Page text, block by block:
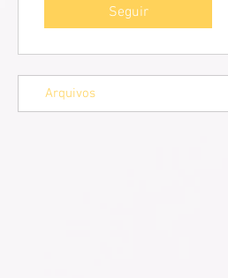
Seguir
Arquivos